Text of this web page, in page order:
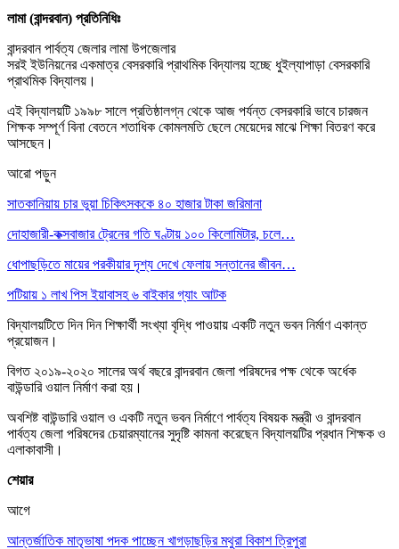
লামা (বান্দরবান) প্রতিনিধিঃ
বান্দরবান পার্বত্য জেলার লামা উপজেলার
সরই ইউনিয়নের একমাত্র বেসরকারি প্রাথমিক বিদ্যালয় হচ্ছে ধুইল্যাপাড়া বেসরকারি
প্রাথমিক বিদ্যালয়।
এই বিদ্যালয়টি ১৯৯৮ সালে প্রতিষ্ঠালগ্ন থেকে আজ পর্যন্ত বেসরকারি ভাবে চারজন
শিক্ষক সম্পূর্ণ বিনা বেতনে শতাধিক কোমলমতি ছেলে মেয়েদের মাঝে শিক্ষা বিতরণ করে
আসছেন।
আরো পড়ুন
সাতকানিয়ায় চার ভুয়া চিকিৎসককে ৪০ হাজার টাকা জরিমানা
দোহাজারী-কক্সবাজার ট্রেনের গতি ঘণ্টায় ১০০ কিলোমিটার, চলে…
ধোপাছড়িতে মায়ের পরকীয়ার দৃশ্য দেখে ফেলায় সন্তানের জীবন…
পটিয়ায় ১ লাখ পিস ইয়াবাসহ ৬ বাইকার গ্যাং আটক
বিদ্যালয়টিতে দিন দিন শিক্ষার্থী সংখ্যা বৃদ্ধি পাওয়ায় একটি নতুন ভবন নির্মাণ একান্ত
প্রয়োজন।
বিগত ২০১৯-২০২০ সালের অর্থ বছরে বান্দরবান জেলা পরিষদের পক্ষ থেকে অর্ধেক
বাউন্ডারি ওয়াল নির্মাণ করা হয়।
অবশিষ্ট বাউন্ডারি ওয়াল ও একটি নতুন ভবন নির্মাণে পার্বত্য বিষয়ক মন্ত্রী ও বান্দরবান
পার্বত্য জেলা পরিষদের চেয়ারম্যানের সুদৃষ্টি কামনা করেছেন বিদ্যালয়টির প্রধান শিক্ষক ও
এলাকাবাসী।
শেয়ার
আগে
আন্তর্জাতিক মাতৃভাষা পদক পাচ্ছেন খাগড়াছড়ির মথুরা বিকাশ ত্রিপুরা